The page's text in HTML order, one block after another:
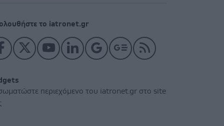
το iatronet.gr
περιεχόμενο του iatronet.gr στο site